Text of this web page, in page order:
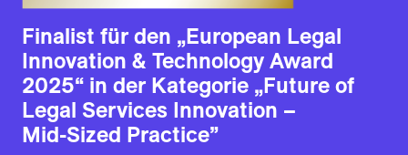
Finalist für den „European Legal
Innovation & Technology Award
2025“ in der Kategorie „Future of
Legal Services Innovation –
Mid-Sized Practice”